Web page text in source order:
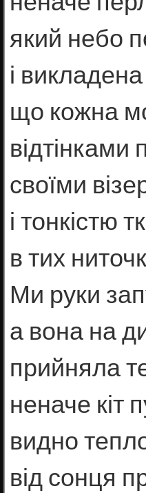
який небо
і
що кожна
своїми
і тонкістю
в тих
Ми руки
а вона на
прийняла
неначе кіт
видно
від сонця